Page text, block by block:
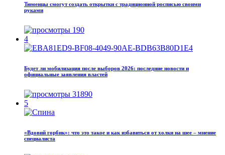
Тюменцы смогут создать открытки с традиционной росписью своими
руками
190
4
Будет ли мобилизация после выборов 2026: последние новости и
официальные заявления властей
31890
5
«Вдовий горбик»: что это такое и как избавиться от холки на шее – мнение
специалиста